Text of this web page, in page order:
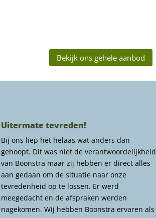
Bekijk ons gehele aanbod
Uitermate tevreden!
Bij ons liep het helaas wat anders dan
gehoopt. Dit was niet de verantwoordelijkheid
van Boonstra maar zij hebben er direct alles
aan gedaan om de situatie naar onze
tevredenheid op te lossen. Er werd
meegedacht en de afspraken werden
nagekomen. Wij hebben Boonstra ervaren als